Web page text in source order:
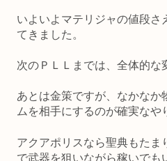
いよいよマテリジャの値段さ
てきました。
次のＰＬＬまでは、全体的な
あとは金策ですが、なかなか
ムを相手にするのが確実なや
アクアポリスなら聖典もたま
で武器を狙いながら稼いでも